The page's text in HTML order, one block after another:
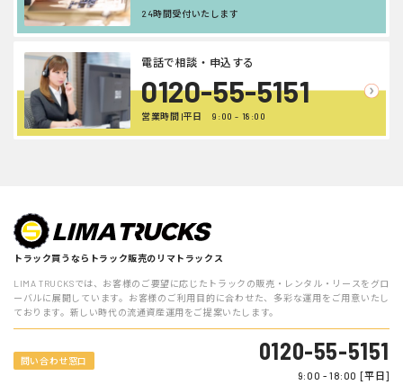
24時間受付いたします
0120-55-5151
電話で相談・申込する
営業時間 |平日 9:00 - 18:00
トラック買うならトラック販売のリマトラックス
LIMA TRUCKSでは、お客様のご要望に応じたトラックの販売・レンタル・リースをグロ
ーバルに展開しています。お客様のご利用目的に合わせた、多彩な運用をご用意いたし
ております。新しい時代の流通資産運用をご提案いたします。
問い合わせ窓口 0120-55-5151
9:00 - 18:00 [平日]